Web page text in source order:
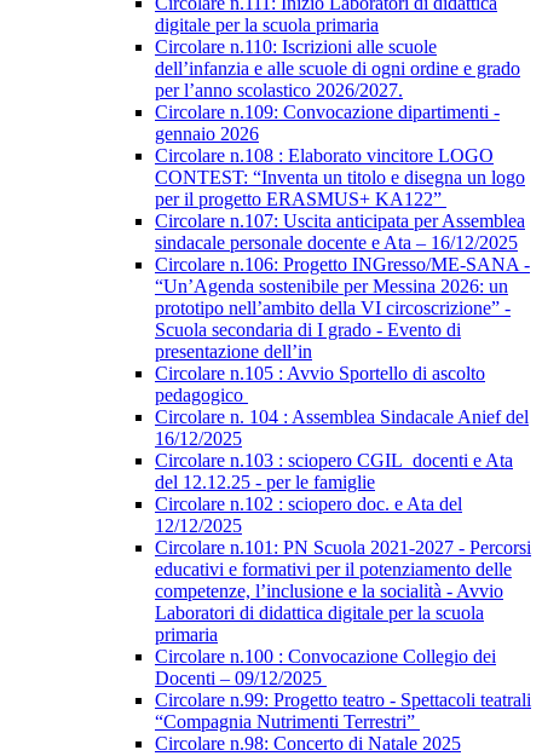
digitale per la scuola primaria
Circolare n.110: Iscrizioni alle scuole
dell’infanzia e alle scuole di ogni ordine e grado
per l’anno scolastico 2026/2027.
Circolare n.109: Convocazione dipartimenti -
gennaio 2026
Circolare n.108 : Elaborato vincitore LOGO
CONTEST: “Inventa un titolo e disegna un logo
per il progetto ERASMUS+ KA122”
Circolare n.107: Uscita anticipata per Assemblea
sindacale personale docente e Ata – 16/12/2025
Circolare n.106: Progetto INGresso/ME-SANA -
“Un’Agenda sostenibile per Messina 2026: un
prototipo nell’ambito della VI circoscrizione” -
Scuola secondaria di I grado - Evento di
presentazione dell’in
Circolare n.105 : Avvio Sportello di ascolto
pedagogico
Circolare n. 104 : Assemblea Sindacale Anief del
16/12/2025
Circolare n.103 : sciopero CGIL_docenti e Ata
del 12.12.25 - per le famiglie
Circolare n.102 : sciopero doc. e Ata del
12/12/2025
Circolare n.101: PN Scuola 2021-2027 - Percorsi
educativi e formativi per il potenziamento delle
competenze, l’inclusione e la socialità - Avvio
Laboratori di didattica digitale per la scuola
primaria
Circolare n.100 : Convocazione Collegio dei
Docenti – 09/12/2025
Circolare n.99: Progetto teatro - Spettacoli teatrali
“Compagnia Nutrimenti Terrestri”
Circolare n.98: Concerto di Natale 2025